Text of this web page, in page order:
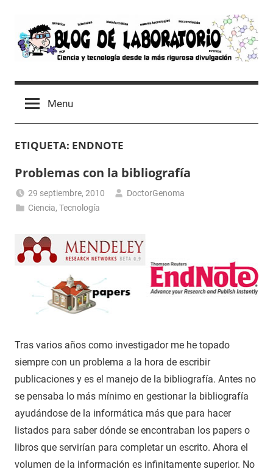
content
Blog
de
Laboratorio
Tutoriales,
Ocio
un
Laboratorio
de
Molecular
Menu
ETIQUETA: ENDNOTE
Problemas con la bibliografía
29 septiembre, 2010
DoctorGenoma
Ciencia,Tecnología
Tras varios años como investigador me he topado
siempre con un problema a la hora de escribir
publicaciones y es el manejo de la bibliografía. Antes no
se pensaba lo más mínimo en gestionar la bibliografía
ayudándose de la informática más que para hacer
listados para saber dónde se encontraban los papers o
libros que servirían para completar un escrito. Ahora el
volumen de la información es infinitamente superior. No